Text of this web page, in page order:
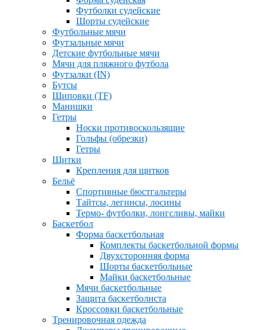
Футболки судейские
Шорты судейские
Футбольные мячи
Футзальные мячи
Детские футбольные мячи
Мячи для пляжного футбола
Футзалки (IN)
Бутсы
Шиповки (TF)
Манишки
Гетры
Носки противоскользящие
Гольфы (обрезки)
Гетры
Щитки
Крепления для щитков
Бельё
Спортивные бюстгальтеры
Тайтсы, легинсы, лосины
Термо- футболки, лонгсливы, майки
Баскетбол
Форма баскетбольная
Комплекты баскетбольной формы
Двухсторонняя форма
Шорты баскетбольные
Майки баскетбольные
Мячи баскетбольные
Защита баскетболиста
Кроссовки баскетбольные
Тренировочная одежда